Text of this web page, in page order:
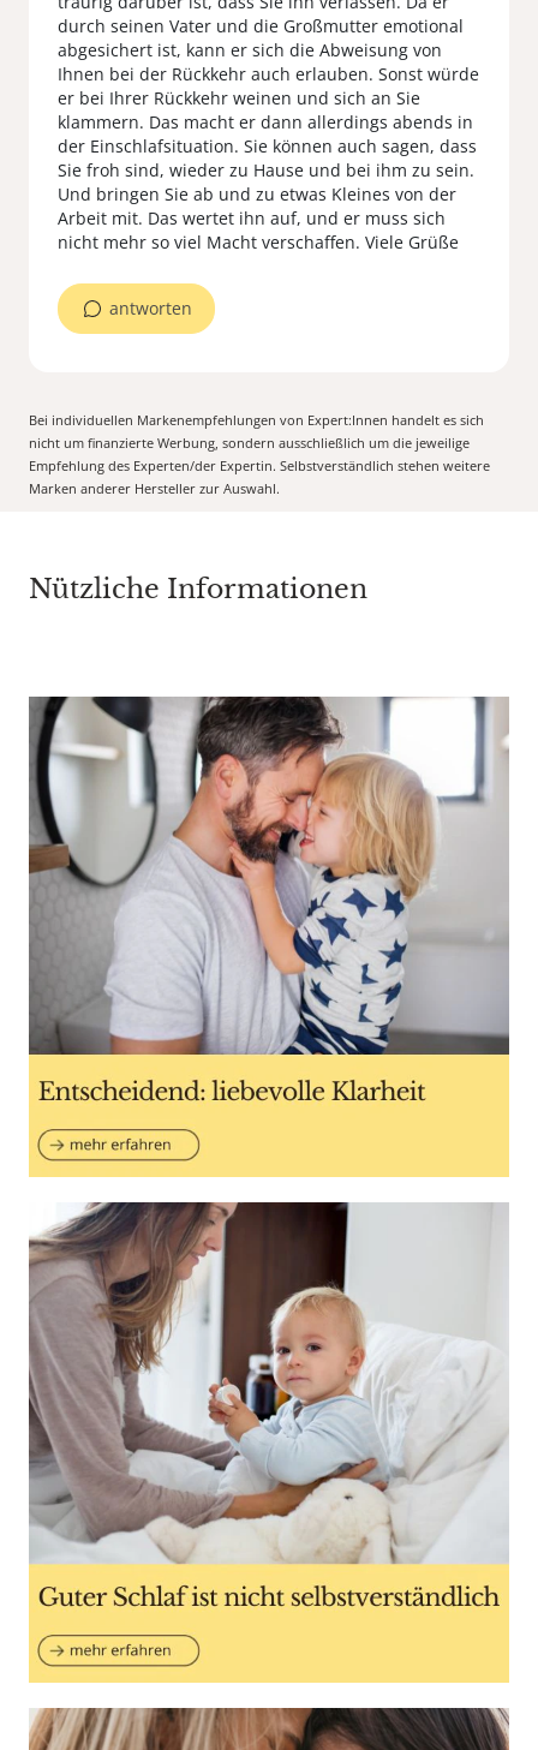
durch seinen Vater und die Großmutter emotional
abgesichert ist, kann er sich die Abweisung von
Ihnen bei der Rückkehr auch erlauben. Sonst würde
er bei Ihrer Rückkehr weinen und sich an Sie
klammern. Das macht er dann allerdings abends in
der Einschlafsituation. Sie können auch sagen, dass
Sie froh sind, wieder zu Hause und bei ihm zu sein.
Und bringen Sie ab und zu etwas Kleines von der
Arbeit mit. Das wertet ihn auf, und er muss sich
nicht mehr so viel Macht verschaffen. Viele Grüße
antworten
Bei individuellen Markenempfehlungen von Expert:Innen handelt es sich
nicht um finanzierte Werbung, sondern ausschließlich um die jeweilige
Empfehlung des Experten/der Expertin. Selbstverständlich stehen weitere
Marken anderer Hersteller zur Auswahl.
Nützliche Informationen